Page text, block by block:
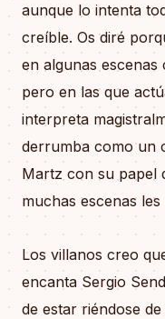
aunque lo intenta
creíble. Os diré
en algunas
pero en las que
interpreta
derrumba como un
Martz con su papel
muchas escenas
Los villanos creo
encanta Sergio
de estar riéndose